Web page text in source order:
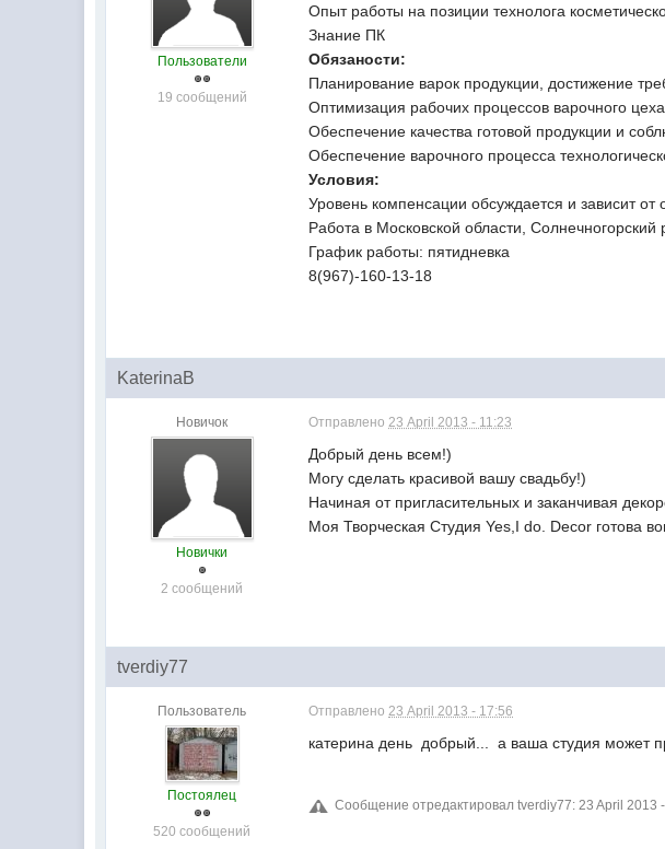
Пользователи
19 сообщений
Опыт работы на позиции технолога
Знание ПК
Обязаности:
Планирование варок продукции, достижение
Оптимизация рабочих процессов варочного цеха
Обеспечение качества готовой продукции и
Обеспечение варочного процесса
Условия:
Уровень компенсации обсуждается и зависит от
Работа в Московской области,
График работы: пятидневка
8(967)-160-13-18
KaterinaB
Новичок
Новички
2 сообщений
Отправлено23 April 2013 - 11:23
Добрый день всем!)
Могу сделать красивой вашу свадьбу!)
Начиная от пригласительных и заканчивая
Моя Творческая Студия Yes,I do. Decor готова
tverdiy77
Пользователь
Постоялец
520 сообщений
Отправлено23 April 2013 - 17:56
катерина день добрый... а ваша студия может
Сообщение отредактировал tverdiy77: 23 April 2013